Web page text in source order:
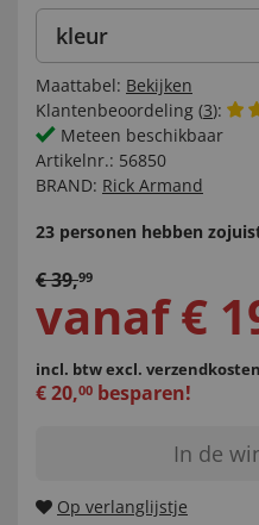
kleur
Maattabel: Bekijken
Klantenbeoordeling (3):
Meteen beschikbaar
Artikelnr.: 56850
BRAND: Rick Armand
23 personen hebben
€39,99
vanaf €
incl. btwexcl. verzendkosten
€20,00 besparen!
In de
Op verlanglijstje